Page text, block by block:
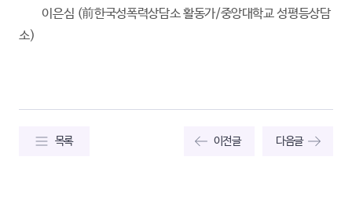
이은심 (前한국성폭력상담소 활동가/중앙대학교 성평등상담
소)
목록 이전글 다음글